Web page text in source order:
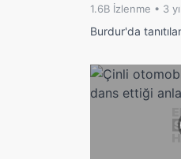
1.6B İzlenme • 3
Burdur'da